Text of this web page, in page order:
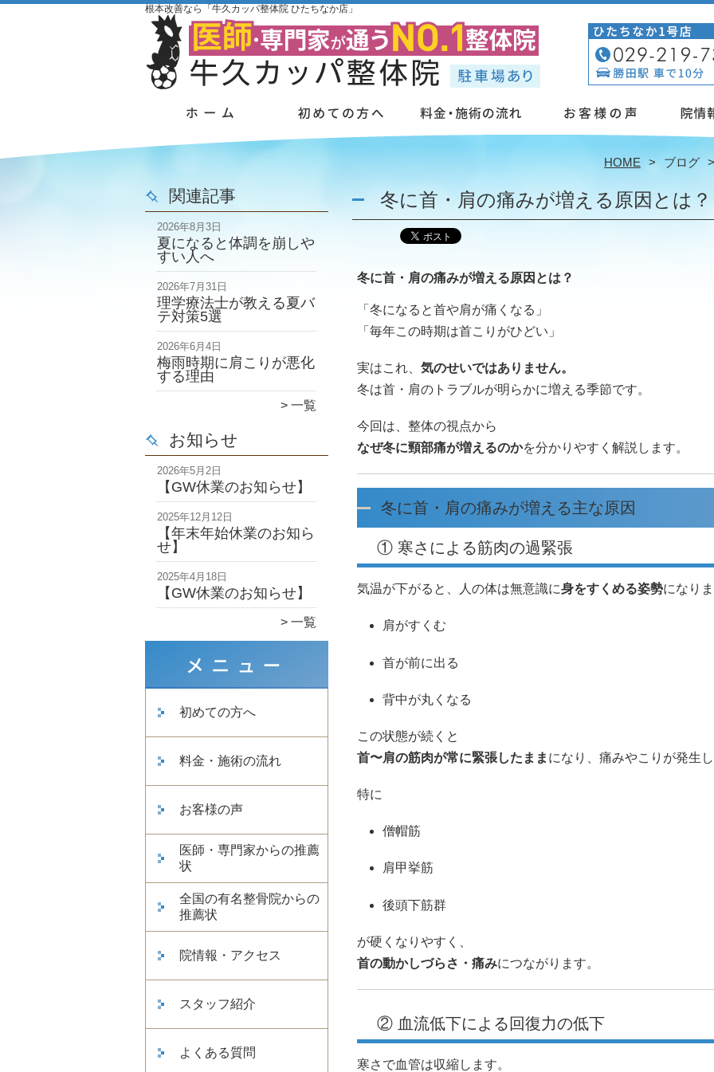
根本改善なら「牛久カッパ整体院 ひたちなか店」
HOME ブログ
関連記事
2026年8月3日
夏になると体調を崩しや
すい人へ
2026年7月31日
理学療法士が教える夏バ
テ対策5選
2026年6月4日
梅雨時期に肩こりが悪化
する理由
一覧
お知らせ
2026年5月2日
【GW休業のお知らせ】
2025年12月12日
【年末年始休業のお知ら
せ】
2025年4月18日
【GW休業のお知らせ】
一覧
初めての方へ
料金・施術の流れ
お客様の声
医師・専門家からの推薦
状
全国の有名整骨院からの
推薦状
院情報・アクセス
スタッフ紹介
よくある質問
冬に首・肩の痛みが増える原因とは？
冬に首・肩の痛みが増える原因とは？
「冬になると首や肩が痛くなる」
「毎年この時期は首こりがひどい」
実はこれ、 気のせいではありません。
冬は首・肩のトラブルが明らかに増える季節です。
今回は、整体の視点から
なぜ冬に頸部痛が増えるのかを分かりやすく解説します。
冬に首・肩の痛みが増える主な原因
① 寒さによる筋肉の過緊張
気温が下がると、人の体は無意識に身をすくめる姿勢になり
肩がすくむ
首が前に出る
背中が丸くなる
この状態が続くと
首〜肩の筋肉が常に緊張したまま になり、痛みやこりが発生
特に
僧帽筋
肩甲挙筋
後頭下筋群
が硬くなりやすく、
首の動かしづらさ・痛みにつながります。
② 血流低下による回復力の低下
寒さで血管は収縮します。